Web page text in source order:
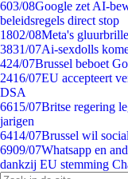
603/08Google zet AI-
beleidsregels direct stop
1802/08Meta's
3831/07Ai-sexdolls
424/07Brussel beboet
2416/07EU accepteert
DSA
6615/07Britse regering
jarigen
6414/07Brussel wil
6909/07Whatsapp en
dankzij EU stemming